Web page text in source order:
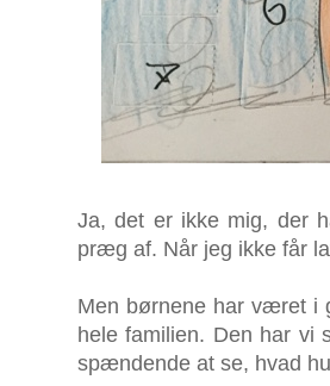
Ja, det er ikke mig, der
præg af. Når jeg ikke får
Men børnene har været i
hele familien. Den har vi
spændende at se, hvad